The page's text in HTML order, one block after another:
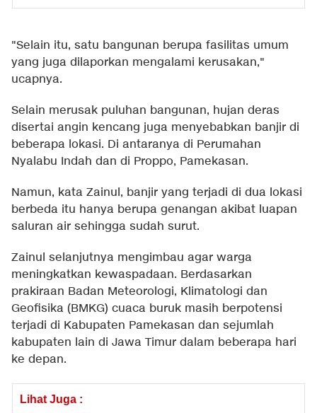
"Selain itu, satu bangunan berupa fasilitas umum
yang juga dilaporkan mengalami kerusakan,"
ucapnya.
Selain merusak puluhan bangunan, hujan deras
disertai angin kencang juga menyebabkan banjir di
beberapa lokasi. Di antaranya di Perumahan
Nyalabu Indah dan di Proppo, Pamekasan.
Namun, kata Zainul, banjir yang terjadi di dua lokasi
berbeda itu hanya berupa genangan akibat luapan
saluran air sehingga sudah surut.
Zainul selanjutnya mengimbau agar warga
meningkatkan kewaspadaan. Berdasarkan
prakiraan Badan Meteorologi, Klimatologi dan
Geofisika (BMKG) cuaca buruk masih berpotensi
terjadi di Kabupaten Pamekasan dan sejumlah
kabupaten lain di Jawa Timur dalam beberapa hari
ke depan.
Lihat Juga :